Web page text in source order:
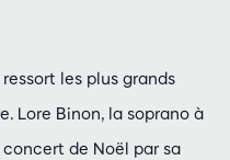
les plus grands
Lore Binon, la soprano à
de Noël par sa